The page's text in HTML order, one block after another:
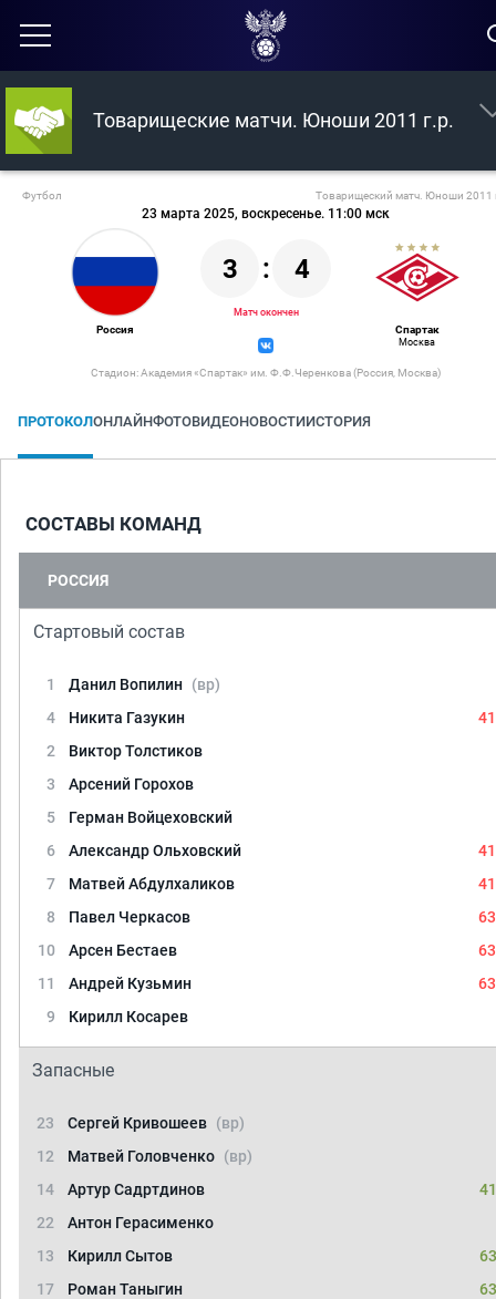
Товарищеские матчи. Юноши 2011 г.р.
Футбол
23 марта 2025, воскресенье. 11:00 мск
Товарищеский матч. Юноши 2011
Россия
3 : 4
Матч окончен
Спартак
Москва
Стадион: Академия «Спартак» им. Ф.Ф.Черенкова (Россия, Москва)
ПРОТОКОЛОНЛАЙНФОТОВИДЕОНОВОСТИИСТОРИЯ
СОСТАВЫ КОМАНД
РОССИЯ
Стартовый состав
1 Данил Вопилин (вр)
4
Никита Газукин
2
Виктор Толстиков
3
Арсений Горохов
5
Герман Войцеховский
6
Александр Ольховский
7
Матвей Абдулхаликов
8
Павел Черкасов
10
Арсен Бестаев
11
Андрей Кузьмин
9
Кирилл Косарев
Запасные
23 Сергей Кривошеев (вр)
12
Матвей Головченко (вр)
14
Артур Садртдинов
22
Антон Герасименко
13
Кирилл Сытов
17
Роман Таныгин